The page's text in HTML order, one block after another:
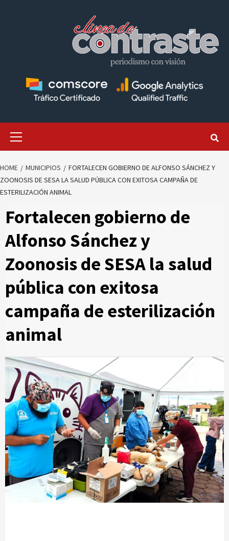
HOME MUNICIPIOS
FORTALECEN GOBIERNO DE ALFONSO SÁNCHEZ Y
ZOONOSIS DE SESA LA SALUD PÚBLICA CON EXITOSA CAMPAÑA DE
ESTERILIZACIÓN ANIMAL
Fortalecen gobierno de
Alfonso Sánchez y
Zoonosis de SESA la salud
pública con exitosa
campaña de esterilización
animal